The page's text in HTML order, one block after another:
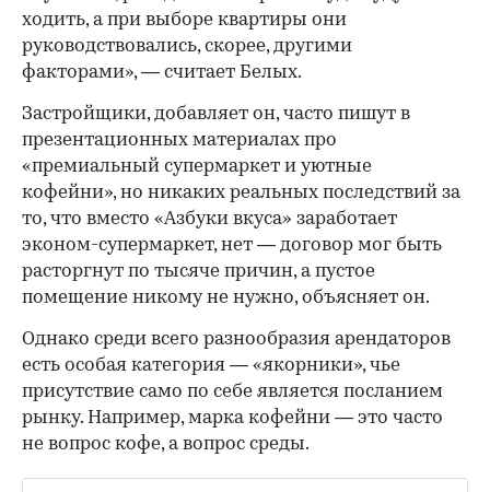
ходить, а при выборе квартиры они
руководствовались, скорее, другими
факторами», — считает Белых.
Застройщики, добавляет он, часто пишут в
презентационных материалах про
«премиальный супермаркет и уютные
кофейни», но никаких реальных последствий за
то, что вместо «Азбуки вкуса» заработает
эконом-супермаркет, нет — договор мог быть
расторгнут по тысяче причин, а пустое
помещение никому не нужно, объясняет он.
Однако среди всего разнообразия арендаторов
есть особая категория — «якорники», чье
присутствие само по себе является посланием
рынку. Например, марка кофейни — это часто
не вопрос кофе, а вопрос среды.